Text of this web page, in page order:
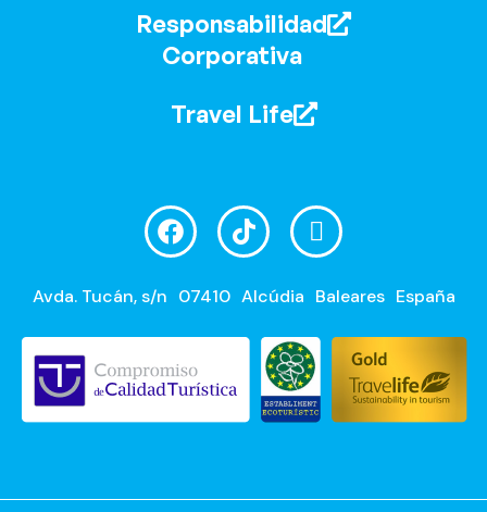
Responsabilidad
Corporativa
Travel Life
Avda. Tucán, s/n 07410 Alcúdia Baleares España